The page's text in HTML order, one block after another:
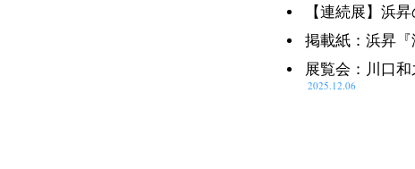
【連続展】浜
掲載紙：浜昇『
展覧会：川口
2025.12.06